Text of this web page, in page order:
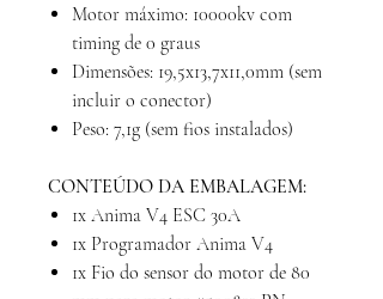
Motor máximo: 10000kv com
timing de 0 graus
Dimensões: 19,5x13,7x11,0mm (sem
incluir o conector)
Peso: 7,1g (sem fios instalados)
CONTEÚDO DA EMBALAGEM:
1x Anima V4 ESC 30A
1x Programador Anima V4
1x Fio do sensor do motor de 80